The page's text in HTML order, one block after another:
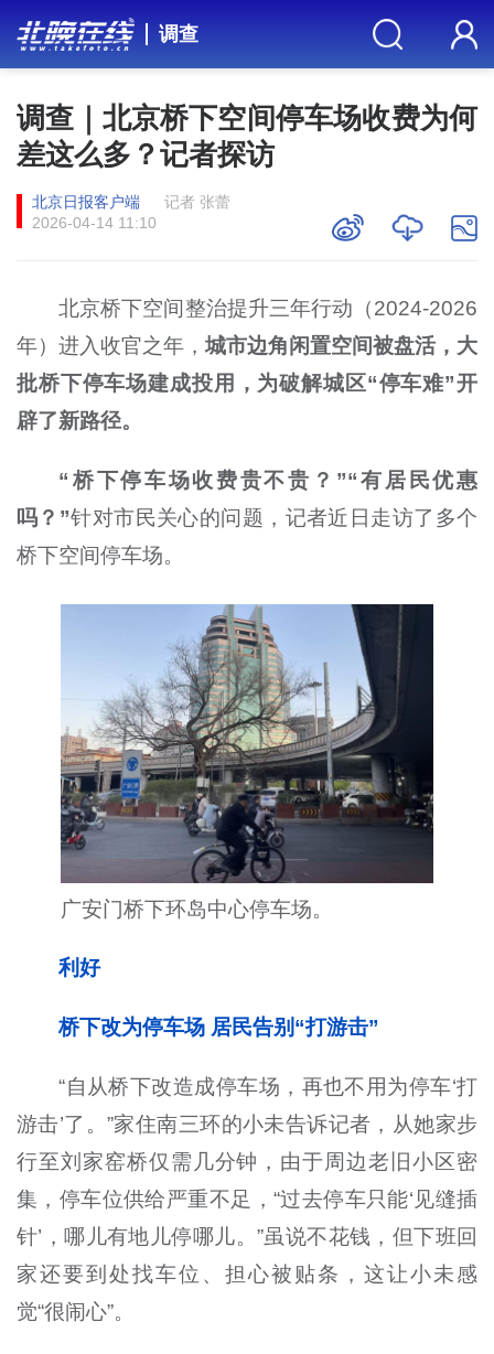
调查
调查｜北京桥下空间停车场收费为何
差这么多？记者探访
北京日报客户端
记者 张蕾
2026-04-14 11:10
北京桥下空间整治提升三年行动（2024-2026
年）进入收官之年， 城市边角闲置空间被盘活，大
批桥下停车场建成投用，为破解城区“停车难”开
辟了新路径。
“桥下停车场收费贵不贵？”“有居民优惠
吗？”针对市民关心的问题，记者近日走访了多个
桥下空间停车场。
广安门桥下环岛中心停车场。
利好
桥下改为停车场 居民告别“打游击”
“自从桥下改造成停车场，再也不用为停车‘打
游击’了。”家住南三环的小未告诉记者，从她家步
行至刘家窑桥仅需几分钟，由于周边老旧小区密
集，停车位供给严重不足，“过去停车只能‘见缝插
针’，哪儿有地儿停哪儿。”虽说不花钱，但下班回
家还要到处找车位、担心被贴条，这让小未感
觉“很闹心”。